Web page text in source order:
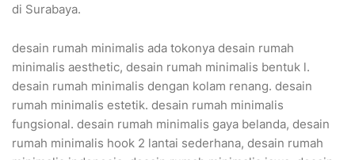
di Surabaya.
desain rumah minimalis ada tokonya desain rumah
minimalis aesthetic, desain rumah minimalis bentuk l.
desain rumah minimalis dengan kolam renang. desain
rumah minimalis estetik. desain rumah minimalis
fungsional. desain rumah minimalis gaya belanda, desain
rumah minimalis hook 2 lantai sederhana, desain rumah